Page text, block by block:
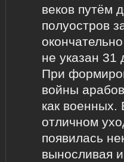
веков путём
полуостров
не указан 31
При
войны
как военных.
отличном
появилась
выносливая